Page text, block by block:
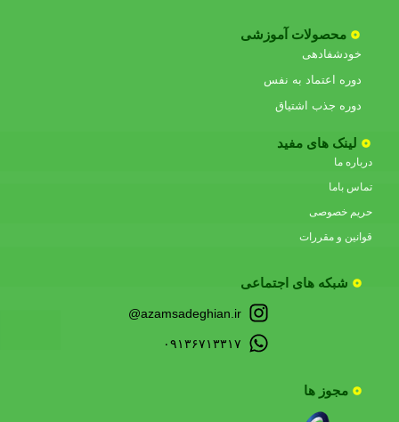
محصولات آموزشی
خودشفادهی
دوره اعتماد به نفس
دوره جذب اشتیاق
لینک های مفید
درباره ما
تماس باما
حریم خصوصی
قوانین و مقررات
شبکه های اجتماعی
azamsadeghian.ir@
۰۹۱۳۶۷۱۳۳۱۷
مجوز ها